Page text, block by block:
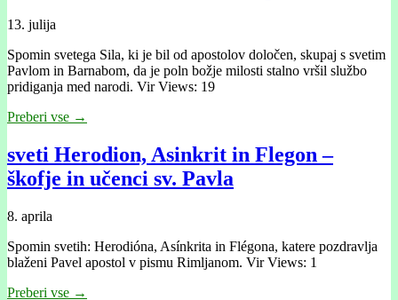
13. julija
Spomin svetega Sila, ki je bil od apostolov določen, skupaj s svetim
Pavlom in Barnabom, da je poln božje milosti stalno vršil službo
pridiganja med narodi. Vir Views: 19
Preberi vse →
sveti Herodion, Asinkrit in Flegon –
škofje in učenci sv. Pavla
8. aprila
Spomin svetih: Herodióna, Asínkrita in Flégona, katere pozdravlja
blaženi Pavel apostol v pismu Rimljanom. Vir Views: 1
Preberi vse →